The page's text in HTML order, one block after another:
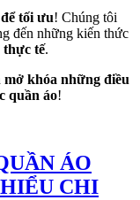
tối ưu! Chúng tôi
đến những kiến thức
thực tế.
mở khóa những điều
quần áo!
ÁO
CHI